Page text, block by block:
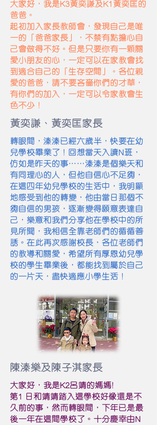
大家好，我是K3黃奕謙及K1黃奕匡的
爸爸。
起初加入家長教師會，發現自己是唯
一的「爸爸家長」，不禁有點擔心自
己會做得不好。但是只要你有一顆關
愛小朋友的心，一定可以在家教會找
到適合自己的「生存空間」。各位親
愛的爸爸，請不要吝嗇你們的才華，
有你們的加入，一定可以令家教會生
色不少！
黃奕謙、黃奕匡家長
轉眼間，溱溱已經六歲半，快要在幼
兒學校畢業了！回想當天入讀N班，
仿如是昨天的事……溱溱是個樂天和
有同理心的人，但他自信心不足夠，
在這四年幼兒學校的生活中，我明顯
地感受到他的轉變，他由當日那個不
夠自信的男孩，逐漸變得願意表達自
己，樂意和我們分享他在學校中的所
見所聞，我相信全靠老師們的循循善
誘。在此再次感謝校長，各位老師們
的教導和關愛，希望所有厚恩幼兒學
校的學生畢業後，都能找到屬於自己
的一片天，盡快適應小學生活！
陳溱樂及陳子淇家長
大家好，我是K2呂靖的媽媽!
第1 日和靖靖踏入這學校好像還是不
久前的事，然而轉眼間，下年已是最
後一年在這間學校了。十分慶幸由N